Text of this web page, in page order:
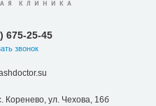
675-25-45
звонок
Коренево, ул. Чехова, 16б